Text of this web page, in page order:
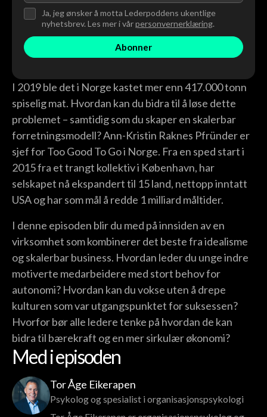
Ja, jeg ønsker å motta Lederpoddens ukentlige
nyhetsbrev. Les mer i vårpersonvernerklæring.
I 2019 ble det i Norge kastet mer enn 417.000 tonn
spiselig mat. Hvordan kan du bidra til å løse dette
problemet – samtidig som du skaper en skalerbar
forretningsmodell? Ann-Kristin Raknes Pfründer er
sjef for Too Good To Go i Norge. Fra en sped start i
2015 fra et trangt kollektiv i København, har
selskapet nå ekspandert til 15 land, nettopp inntatt
USA og har som mål å redde 1 milliard måltider.
I denne episoden blir du med på innsiden av en
virksomhet som kombinerer det beste fra idealisme
og skalerbar business. Hvordan leder du unge indre
motiverte medarbeidere med stort behov for
autonomi? Hvordan kan du vokse uten å drepe
kulturen som var utgangspunktet for suksessen?
Hvorfor bør alle ledere tenke på hvordan de kan
bidra til bærekraft og en mer sirkulær økonomi?
Med i episoden
Tor Åge Eikerapen
Psykolog og spesialist i organisasjonspsykologi